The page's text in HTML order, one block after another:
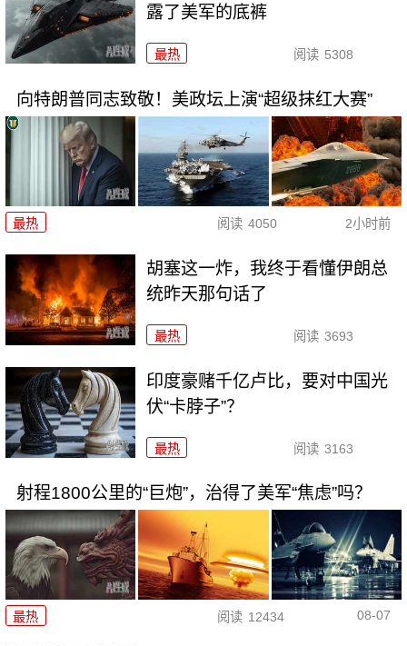
露了美军的底裤
最热 阅读 5308
向特朗普同志致敬！美政坛上演“超级抹红大赛”
最热 阅读 4050 2小时前
胡塞这一炸，我终于看懂伊朗总
统昨天那句话了
最热 阅读 3693
印度豪赌千亿卢比，要对中国光
伏“卡脖子”？
最热 阅读 3163
射程1800公里的“巨炮”，治得了美军“焦虑”吗？
最热 阅读 12434 08-07